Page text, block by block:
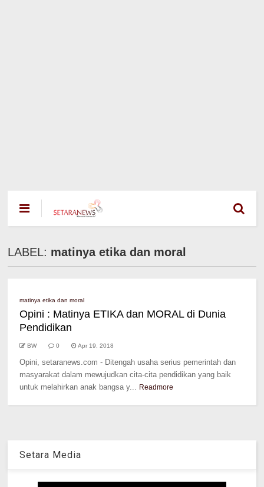
LABEL: matinya etika dan moral
matinya etika dan moral
Opini : Matinya ETIKA dan MORAL di Dunia
Pendidikan
BW 0 Apr 19, 2018
Opini, setaranews.com - Ditengah usaha serius pemerintah dan
masyarakat dalam mewujudkan cita-cita pendidikan yang baik
untuk melahirkan anak bangsa y... Readmore
Setara Media